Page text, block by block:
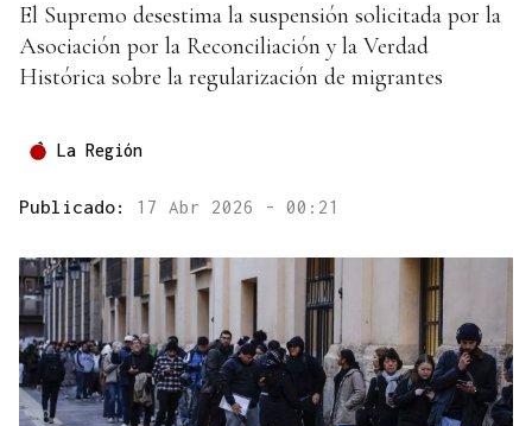
El Supremo desestima la suspensión solicitada por la
Asociación por la Reconciliación y la Verdad
Histórica sobre la regularización de migrantes
La Región
Publicado: 17 Abr 2026 - 00:21